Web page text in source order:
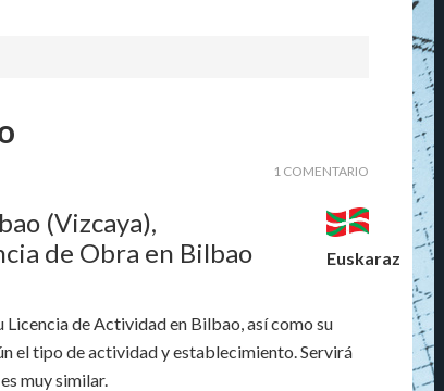
1 COMENTARIO
Euskaraz
(Vizcaya),
de Obra en Bilbao
de Actividad en Bilbao, así como su
el tipo de actividad y establecimiento. Servirá
muy similar.